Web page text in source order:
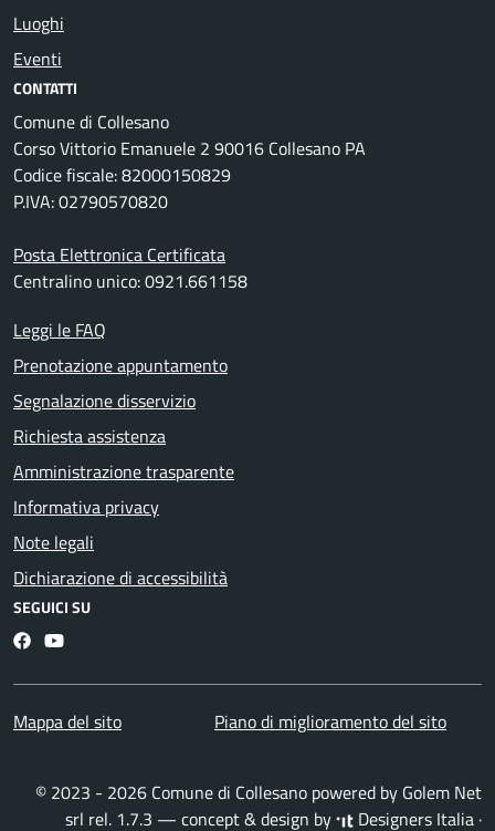
Luoghi
Eventi
CONTATTI
Comune di Collesano
Corso Vittorio Emanuele 2 90016 Collesano PA
Codice fiscale: 82000150829
P.IVA: 02790570820
Posta Elettronica Certificata
Centralino unico: 0921.661158
Leggi le FAQ
Prenotazione appuntamento
Segnalazione disservizio
Richiesta assistenza
Amministrazione trasparente
Informativa privacy
Note legali
Dichiarazione di accessibilità
SEGUICI SU
FacebookYouTube
Mappa del sito Piano di miglioramento del sito
© 2023 - 2026 Comune di Collesano powered by Golem Net
srl rel. 1.7.3 — concept & design by Designers Italia ·